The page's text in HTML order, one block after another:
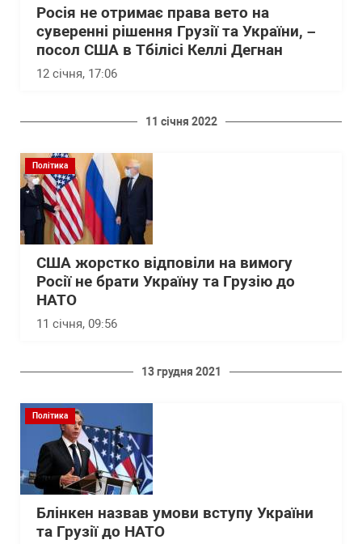
Росія не отримає права вето на
суверенні рішення Грузії та України, –
посол США в Тбілісі Келлі Дегнан
12 січня, 17:06
11 січня 2022
Політика
США жорстко відповіли на вимогу
Росії не брати Україну та Грузію до
НАТО
11 січня, 09:56
13 грудня 2021
Політика
Блінкен назвав умови вступу України
та Грузії до НАТО